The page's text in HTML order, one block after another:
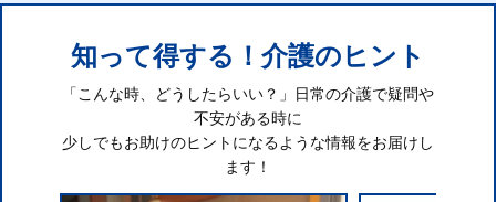
知って得する！介護のヒント
「こんな時、どうしたらいい？」日常の介護で疑問や
不安がある時に
少しでもお助けのヒントになるような情報をお届けし
ます！